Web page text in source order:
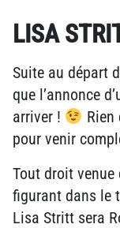
LISA
Suite au départ
que l’annonce
arriver !
Rien
pour venir
Tout droit venue
figurant dans le
Lisa Stritt sera